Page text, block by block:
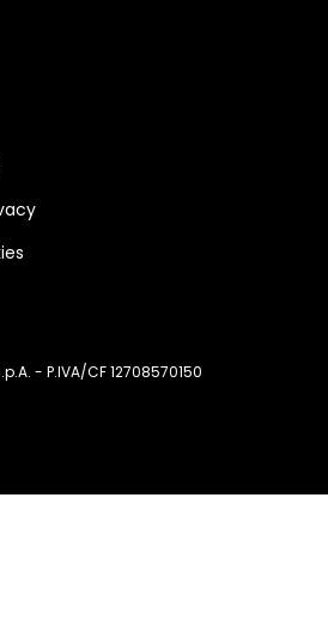
- P.IVA/CF 12708570150